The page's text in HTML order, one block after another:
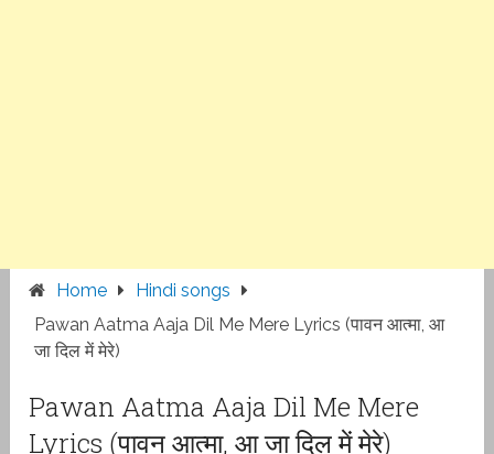
Home
Hindi songs
Pawan Aatma Aaja Dil Me Mere Lyrics (पावन आत्मा, आ
जा दिल में मेरे)
Pawan Aatma Aaja Dil Me Mere
Lyrics (पावन आत्मा, आ जा दिल में मेरे)